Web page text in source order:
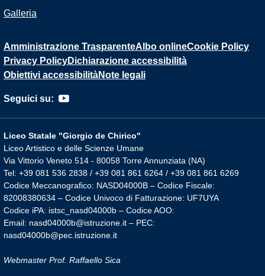
Galleria
Amministrazione TrasparenteAlbo onlineCookie Policy
Privacy PolicyDichiarazione accessibilità
Obiettivi accessibilitàNote legali
Seguici su:
Liceo Statale "Giorgio de Chirico"
Liceo Artistico e delle Scienze Umane
Via Vittorio Veneto 514 - 80058 Torre Annunziata (NA)
Tel: +39 081 536 2838 / +39 081 861 6264 / +39 081 861 6269
Codice Meccanografico: NASD04000B – Codice Fiscale:
82008380634 – Codice Univoco di Fatturazione: UF7UYA
Codice iPA: istsc_nasd04000b – Codice AOO:
Email: nasd04000b@istruzione.it – PEC:
nasd04000b@pec.istruzione.it
Webmaster Prof. Raffaello Sica